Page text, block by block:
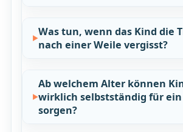
Was tun, wenn das Kind die
nach einer Weile vergisst?
Ab welchem Alter können
wirklich selbstständig für ein
sorgen?